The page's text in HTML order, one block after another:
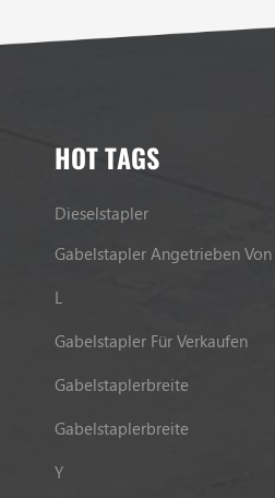
HOT TAGS
Dieselstapler
Gabelstapler Angetrieben Von
L
Gabelstapler Für Verkaufen
Gabelstaplerbreite
Gabelstaplerbreite
Y